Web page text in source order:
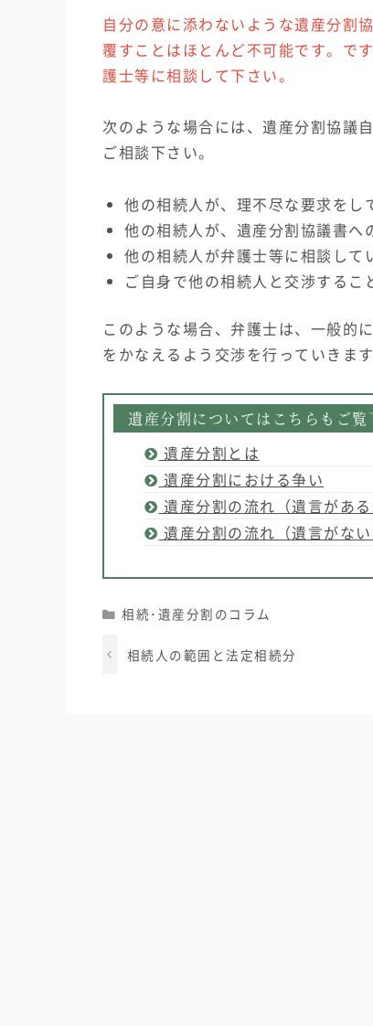
自分の意に添わないような遺産分割
覆すことはほとんど不可能です。で
護士等に相談して下さい。
次のような場合には、遺産分割協議
ご相談下さい。
他の相続人が、理不尽な要求をし
他の相続人が、遺産分割協議書へ
他の相続人が弁護士等に相談して
ご自身で他の相続人と交渉するこ
このような場合、弁護士は、一般的
をかなえるよう交渉を行っていきます
遺産分割についてはこちらもご覧
遺産分割とは
遺産分割における争い
遺産分割の流れ（遺言がある
遺産分割の流れ（遺言がない
Categories
相続･遺産分割のコラム
相続人の範囲と法定相続分